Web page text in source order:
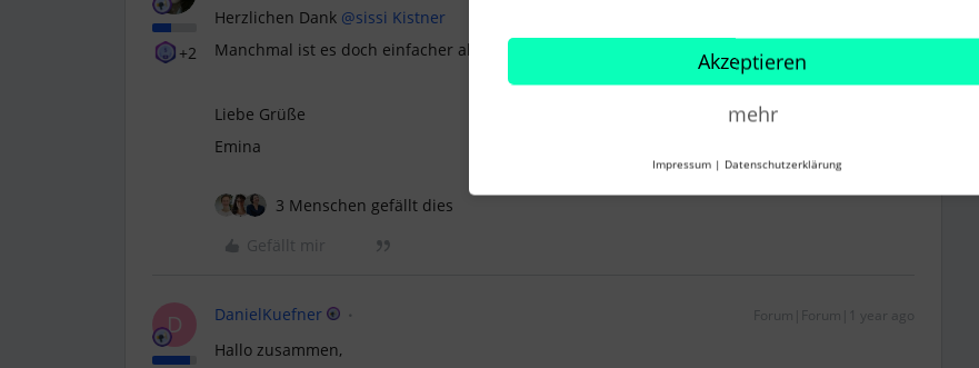
+2
Herzlichen Dank @sissi Kistner
Manchmal ist es doch einfacher als gedacht 😊
Liebe Grüße
Emina
3 Menschen gefällt dies
Gefällt mir
D DanielKuefner Forum|Forum|1 year ago
Hallo zusammen,
Akzeptieren
mehr
Impressum | Datenschutzerklärung